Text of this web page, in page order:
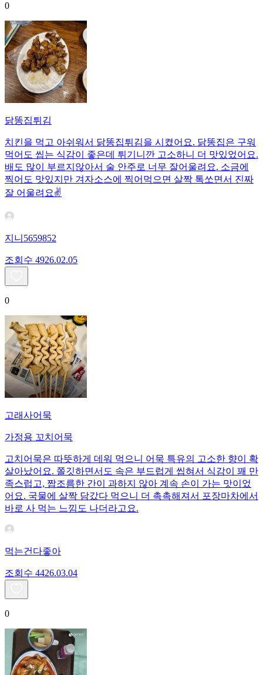
0
닭똥집튀김
치킨을 먹고 아쉬워서 닭똥집튀김을 시켰어요. 닭똥집은 구워
먹어도 씹는 식감이 좋은데 튀기니깐 고소하니 더 맛있었어요.
배도 많이 부르지않아서 술 안주로 너무 잘어울려요. 소금에
찍어도 맛있지만 겨자소스에 찍어먹으면 살짝 톡쏘면서 진짜
잘 어울려요✌️
지니5659852
조회수 4926.02.05
0
고래사어묵
가정용 꼬치어묵
고치어묵은 따뜻하게 데워 먹으니 어묵 특유의 고소한 향이 확
살아났어요. 쫄깃하면서도 속은 부드럽게 씹혀서 식감이 꽤 만
족스럽고, 짭조름한 간이 과하지 않아 계속 손이 가는 맛이었
어요. 국물에 살짝 담갔다 먹으니 더 촉촉해져서 포장마차에서
바로 사 먹는 느낌도 나더라고요.
먹는건다좋아
조회수 4426.03.04
0